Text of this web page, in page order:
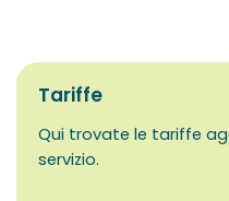
Tariffe
Qui trovate le tariffe
servizio.